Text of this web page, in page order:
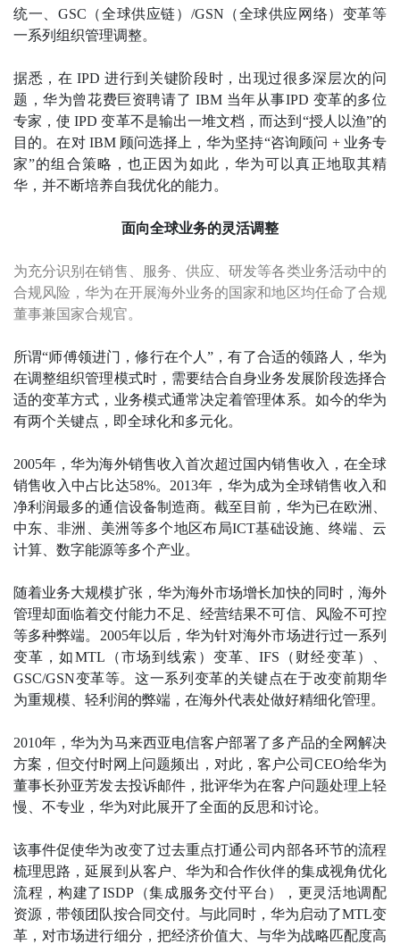
统一、GSC（全球供应链）/GSN（全球供应网络）变革等
一系列组织管理调整。
据悉，在 IPD 进行到关键阶段时，出现过很多深层次的问
题，华为曾花费巨资聘请了 IBM 当年从事IPD 变革的多位
专家，使 IPD 变革不是输出一堆文档，而达到“授人以渔”的
目的。在对 IBM 顾问选择上，华为坚持“咨询顾问 + 业务专
家”的组合策略，也正因为如此，华为可以真正地取其精
华，并不断培养自我优化的能力。
面向全球业务的灵活调整
为充分识别在销售、服务、供应、研发等各类业务活动中的
合规风险，华为在开展海外业务的国家和地区均任命了合规
董事兼国家合规官。
所谓“师傅领进门，修行在个人”，有了合适的领路人，华为
在调整组织管理模式时，需要结合自身业务发展阶段选择合
适的变革方式，业务模式通常决定着管理体系。如今的华为
有两个关键点，即全球化和多元化。
2005年，华为海外销售收入首次超过国内销售收入，在全球
销售收入中占比达58%。2013年，华为成为全球销售收入和
净利润最多的通信设备制造商。截至目前，华为已在欧洲、
中东、非洲、美洲等多个地区布局ICT基础设施、终端、云
计算、数字能源等多个产业。
随着业务大规模扩张，华为海外市场增长加快的同时，海外
管理却面临着交付能力不足、经营结果不可信、风险不可控
等多种弊端。2005年以后，华为针对海外市场进行过一系列
变革，如MTL（市场到线索）变革、IFS（财经变革）、
GSC/GSN变革等。这一系列变革的关键点在于改变前期华
为重规模、轻利润的弊端，在海外代表处做好精细化管理。
2010年，华为为马来西亚电信客户部署了多产品的全网解决
方案，但交付时网上问题频出，对此，客户公司CEO给华为
董事长孙亚芳发去投诉邮件，批评华为在客户问题处理上轻
慢、不专业，华为对此展开了全面的反思和讨论。
该事件促使华为改变了过去重点打通公司内部各环节的流程
梳理思路，延展到从客户、华为和合作伙伴的集成视角优化
流程，构建了ISDP（集成服务交付平台），更灵活地调配
资源，带领团队按合同交付。与此同时，华为启动了MTL变
革，对市场进行细分，把经济价值大、与华为战略匹配度高